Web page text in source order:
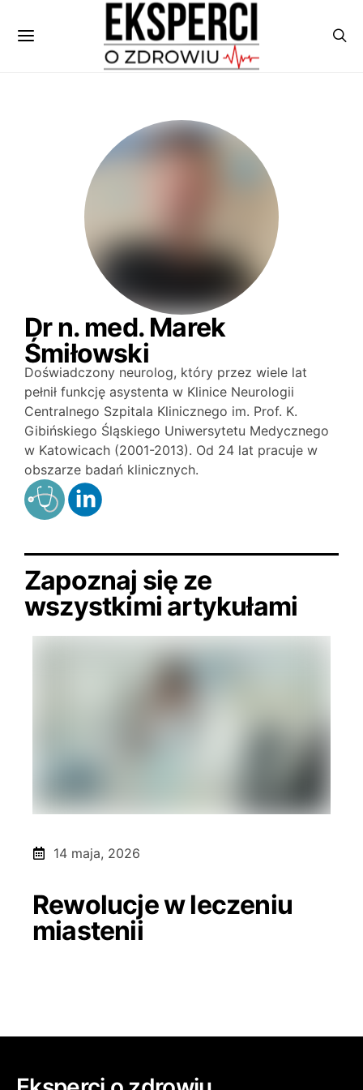
Dr n. med. Marek
Śmiłowski
Doświadczony neurolog, który przez wiele lat
pełnił funkcję asystenta w Klinice Neurologii
Centralnego Szpitala Klinicznego im. Prof. K.
Gibińskiego Śląskiego Uniwersytetu Medycznego
w Katowicach (2001-2013). Od 24 lat pracuje w
obszarze badań klinicznych.
Zapoznaj się ze
wszystkimi artykułami
14 maja, 2026
Rewolucje w leczeniu
miastenii